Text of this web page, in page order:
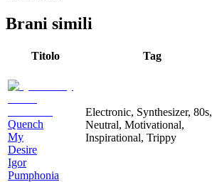
Brani simili
Titolo Tag
Quench
My
Desire
Igor
Pumphonia
Electronic, Synthesizer, 80s,
Neutral, Motivational,
Inspirational, Trippy